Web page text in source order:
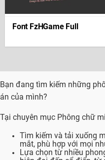
Font FzHGame Full
Bạn đang tìm kiếm những
án của mình?
Tại chuyên mục Phông chữ
Tìm kiếm và tải xuống
mắt, phù hợp với mọi
Lựa chọn từ nhiều